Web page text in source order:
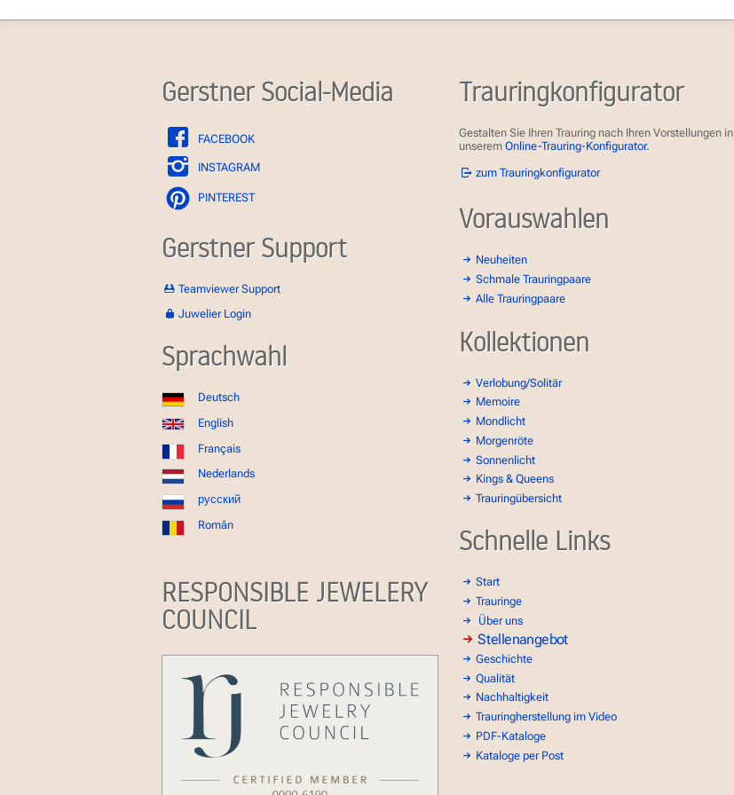
Gerstner Social-Media
FACEBOOK
INSTAGRAM
PINTEREST
Gerstner Support
Teamviewer Support
Juwelier Login
Sprachwahl
Deutsch
English
Français
Nederlands
русский
Român
RESPONSIBLE JEWELERY
COUNCIL
Trauringkonfigurator
Gestalten Sie Ihren Trauring nach Ihren Vorstellungen in
unserem Online-Trauring-Konfigurator.
zum Trauringkonfigurator
Vorauswahlen
Neuheiten
Schmale Trauringpaare
Alle Trauringpaare
Kollektionen
Verlobung/Solitär
Memoire
Mondlicht
Morgenröte
Sonnenlicht
Kings & Queens
Trauringübersicht
Schnelle Links
Start
Trauringe
Über uns
Stellenangebot
Geschichte
Qualität
Nachhaltigkeit
Trauringherstellung im Video
PDF-Kataloge
Kataloge per Post